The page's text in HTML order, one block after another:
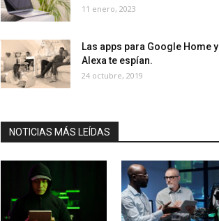
11 enero, 2023
Las apps para Google Home y
Alexa te espían.
24 octubre, 2019
NOTICIAS MÁS LEÍDAS